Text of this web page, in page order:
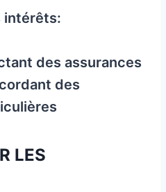
intérêts:
des assurances
des
LES